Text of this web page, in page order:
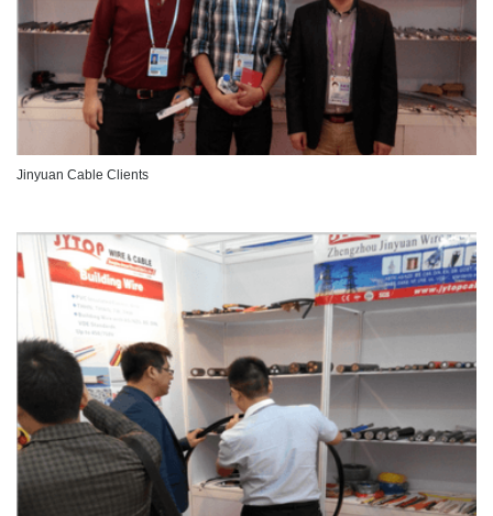
Jinyuan Cable Clients